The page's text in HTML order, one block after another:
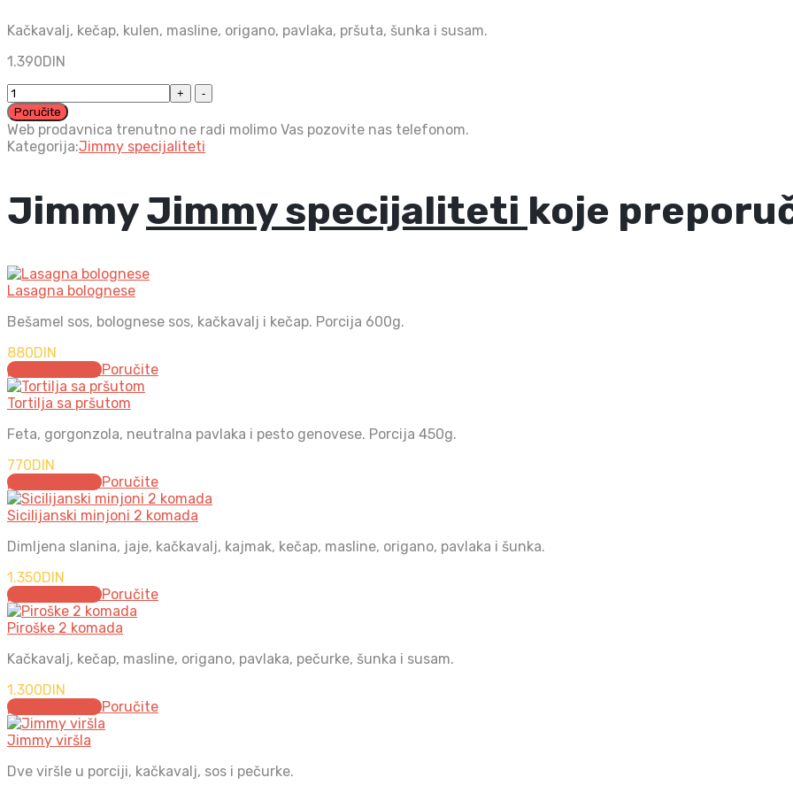
Kačkavalj, kečap, kulen, masline, origano, pavlaka, pršuta, šunka i susam.
1.390DIN
Italijanski
đevrek
quantity
Poručite
Web prodavnica trenutno ne radi molimo Vas pozovite nas telefonom.
Kategorija:Jimmy specijaliteti
JimmyJimmy specijaliteti koje
Lasagna bolognese
Bešamel sos, bolognese sos, kačkavalj i kečap. Porcija 600g.
880DIN
Додај у корпуPoručite
Tortilja sa pršutom
Feta, gorgonzola, neutralna pavlaka i pesto genovese. Porcija 450g.
770DIN
Додај у корпуPoručite
Sicilijanski minjoni 2 komada
Dimljena slanina, jaje, kačkavalj, kajmak, kečap, masline, origano, pavlaka i šunka.
1.350DIN
Додај у корпуPoručite
Piroške 2 komada
Kačkavalj, kečap, masline, origano, pavlaka, pečurke, šunka i susam.
1.300DIN
Додај у корпуPoručite
Jimmy viršla
Dve viršle u porciji, kačkavalj, sos i pečurke.